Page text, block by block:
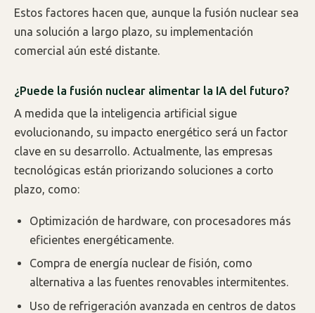
Estos factores hacen que, aunque la fusión nuclear sea
una solución a largo plazo, su implementación
comercial aún esté distante.
¿Puede la fusión nuclear alimentar la IA del futuro?
A medida que la inteligencia artificial sigue
evolucionando, su impacto energético será un factor
clave en su desarrollo. Actualmente, las empresas
tecnológicas están priorizando soluciones a corto
plazo, como:
Optimización de hardware, con procesadores más
eficientes energéticamente.
Compra de energía nuclear de fisión, como
alternativa a las fuentes renovables intermitentes.
Uso de refrigeración avanzada en centros de datos